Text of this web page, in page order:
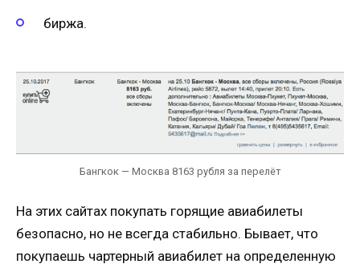
биржа.
Бангкок — Москва 8163 рубля за перелёт
На этих сайтах покупать горящие авиабилеты
безопасно, но не всегда стабильно. Бывает, что
покупаешь чартерный авиабилет на определенную